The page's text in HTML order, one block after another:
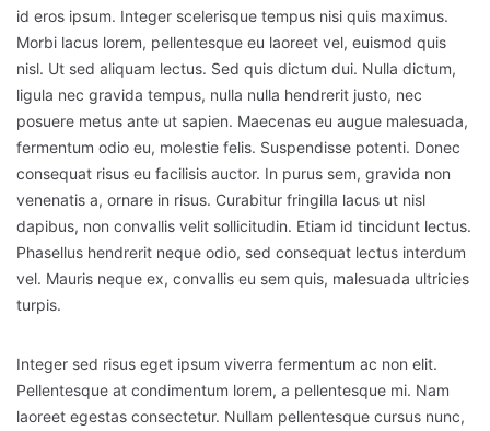
id eros ipsum. Integer scelerisque tempus nisi quis maximus.
Morbi lacus lorem, pellentesque eu laoreet vel, euismod quis
nisl. Ut sed aliquam lectus. Sed quis dictum dui. Nulla dictum,
ligula nec gravida tempus, nulla nulla hendrerit justo, nec
posuere metus ante ut sapien. Maecenas eu augue malesuada,
fermentum odio eu, molestie felis. Suspendisse potenti. Donec
consequat risus eu facilisis auctor. In purus sem, gravida non
venenatis a, ornare in risus. Curabitur fringilla lacus ut nisl
dapibus, non convallis velit sollicitudin. Etiam id tincidunt lectus.
Phasellus hendrerit neque odio, sed consequat lectus interdum
vel. Mauris neque ex, convallis eu sem quis, malesuada ultricies
turpis.
Integer sed risus eget ipsum viverra fermentum ac non elit.
Pellentesque at condimentum lorem, a pellentesque mi. Nam
laoreet egestas consectetur. Nullam pellentesque cursus nunc,